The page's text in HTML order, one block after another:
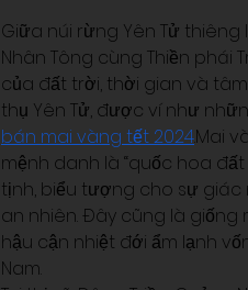
Giữa núi rừng Yên Tử
Nhân Tông cùng Thiền phái
của đất trời, thời gian và
bán mai vàng tết 2024.Mai
mệnh danh là “quốc hoa
tịnh, biểu tượng cho sự
an nhiên. Đây cũng là giống
hậu cận nhiệt đới ẩm lạnh
Nam.